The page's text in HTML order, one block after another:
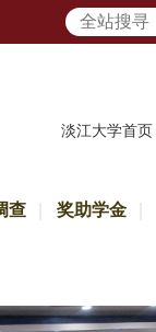
淡江大学首页
查 奖助学金